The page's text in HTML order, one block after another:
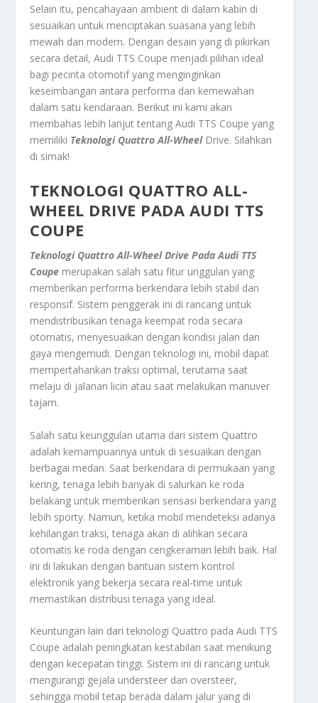
Selain itu, pencahayaan ambient di dalam kabin di
sesuaikan untuk menciptakan suasana yang lebih
mewah dan modern. Dengan desain yang di pikirkan
secara detail, Audi TTS Coupe menjadi pilihan ideal
bagi pecinta otomotif yang menginginkan
keseimbangan antara performa dan kemewahan
dalam satu kendaraan. Berikut ini kami akan
membahas lebih lanjut tentang Audi TTS Coupe yang
memiliki Teknologi Quattro All-WheelDrive. Silahkan
di simak!
TEKNOLOGI QUATTRO ALL-
WHEEL DRIVE PADA AUDI TTS
COUPE
Teknologi Quattro All-Wheel Drive Pada Audi TTS
Coupe merupakan salah satu fitur unggulan yang
memberikan performa berkendara lebih stabil dan
responsif. Sistem penggerak ini di rancang untuk
mendistribusikan tenaga keempat roda secara
otomatis, menyesuaikan dengan kondisi jalan dan
gaya mengemudi. Dengan teknologi ini, mobil dapat
mempertahankan traksi optimal, terutama saat
melaju di jalanan licin atau saat melakukan manuver
tajam.
Salah satu keunggulan utama dari sistem Quattro
adalah kemampuannya untuk di sesuaikan dengan
berbagai medan. Saat berkendara di permukaan yang
kering, tenaga lebih banyak di salurkan ke roda
belakang untuk memberikan sensasi berkendara yang
lebih sporty. Namun, ketika mobil mendeteksi adanya
kehilangan traksi, tenaga akan di alihkan secara
otomatis ke roda dengan cengkeraman lebih baik. Hal
ini di lakukan dengan bantuan sistem kontrol
elektronik yang bekerja secara real-time untuk
memastikan distribusi tenaga yang ideal.
Keuntungan lain dari teknologi Quattro pada Audi TTS
Coupe adalah peningkatan kestabilan saat menikung
dengan kecepatan tinggi. Sistem ini di rancang untuk
mengurangi gejala understeer dan oversteer,
sehingga mobil tetap berada dalam jalur yang di